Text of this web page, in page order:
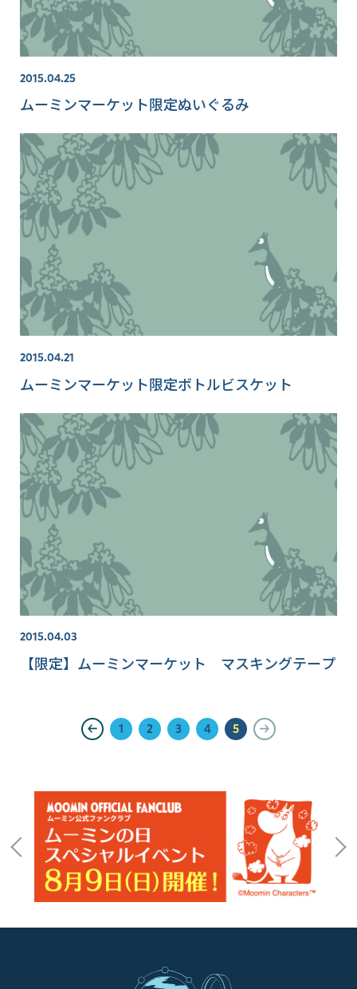
2015.04.25
ムーミンマーケット限定ぬいぐるみ
2015.04.21
ムーミンマーケット限定ボトルビスケット
2015.04.03
【限定】ムーミンマーケット マスキングテープ
1 2 3 4 5